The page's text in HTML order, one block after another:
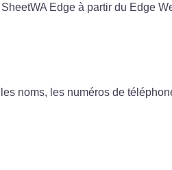
Edge à partir du Edge
noms, les numéros de